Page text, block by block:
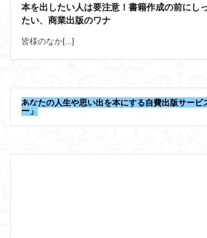
本を出したい人は要注意！書籍作成の前にし
たい、商業出版のワナ
皆様のなか[…]
あなたの人生や思い出を本にする自費出版サービ
ー」